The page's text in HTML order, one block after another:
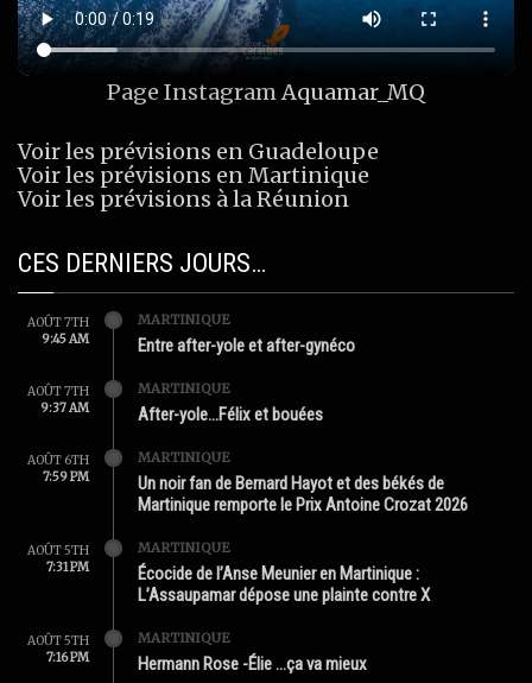
Page InstagramAquamar_MQ
Voir les prévisions en Guadeloupe
Voir les prévisions en Martinique
Voir les prévisions à la Réunion
CES DERNIERS JOURS…
AOÛT 7TH
9:45 AM
MARTINIQUE
Entre after-yole et after-gynéco
AOÛT 7TH
9:37 AM
MARTINIQUE
After-yole…Félix et bouées
AOÛT 6TH
7:59 PM
MARTINIQUE
Un noir fan de Bernard Hayot et des békés de
Martinique remporte le Prix Antoine Crozat 2026
AOÛT 5TH
7:31 PM
MARTINIQUE
Écocide de l’Anse Meunier en Martinique :
L’Assaupamar dépose une plainte contre X
AOÛT 5TH
7:16 PM
MARTINIQUE
Hermann Rose -Élie …ça va mieux